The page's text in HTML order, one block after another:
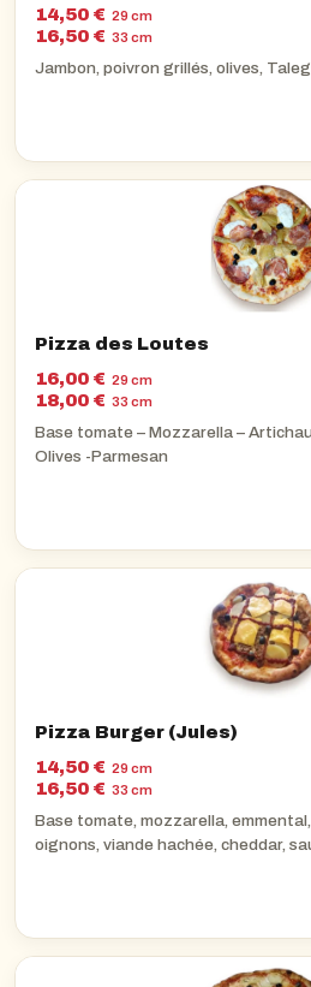
14,50 € 29 cm
16,50 € 33 cm
Jambon, poivron grillés, olives,
Pizza des Loutes
16,00 € 29 cm
18,00 € 33 cm
Base tomate – Mozzarella –
Olives -Parmesan
Pizza Burger (Jules)
14,50 € 29 cm
16,50 € 33 cm
Base tomate, mozzarella,
oignons, viande hachée, cheddar,